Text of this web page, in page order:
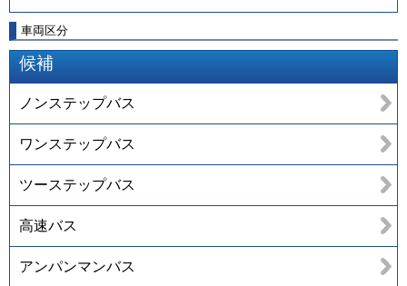
車両区分
候補
ノンステップバス
ワンステップバス
ツーステップバス
高速バス
アンパンマンバス